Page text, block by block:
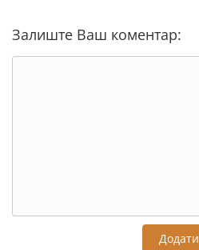
Залиште Ваш коментар:
Додати